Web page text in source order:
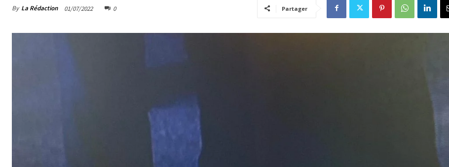
By La Rédaction 01/07/2022 0 Partager